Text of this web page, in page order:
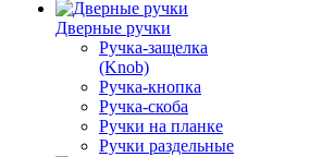
Дверные ручки
Ручка-защелка
(Knob)
Ручка-кнопка
Ручка-скоба
Ручки на планке
Ручки раздельные